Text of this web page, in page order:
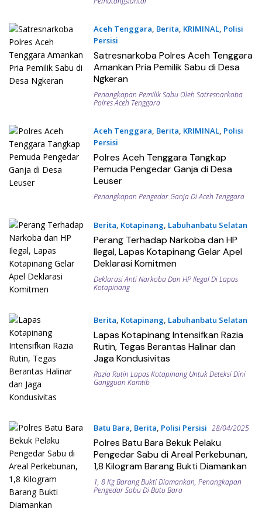
Aceh Tenggara, Berita, KRIMINAL, Polisi
Persisi
05/07/2025
Satresnarkoba Polres Aceh Tenggara
Amankan Pria Pemilik Sabu di Desa
Ngkeran
Penangkapan Pemilik Sabu Oleh Satresnarkoba
Polres Aceh Tenggara
Aceh Tenggara, Berita, KRIMINAL, Polisi
Persisi
14/06/2025
Polres Aceh Tenggara Tangkap
Pemuda Pengedar Ganja di Desa
Leuser
Penangkapan Pengedar Ganja Di Aceh Tenggara
Berita, Kotapinang, Labuhanbatu Selatan
31/05/2025
Perang Terhadap Narkoba dan HP
Ilegal, Lapas Kotapinang Gelar Apel
Deklarasi Komitmen
Deklarasi Anti Narkoba Dan HP Ilegal Di Lapas
Kotapinang
Berita, Kotapinang, Labuhanbatu Selatan
17/05/2025
Lapas Kotapinang Intensifkan Razia
Rutin, Tegas Berantas Halinar dan
Jaga Kondusivitas
Razia Rutin Lapas Kotapinang Untuk Deteksi Dini
Gangguan Kamtib
Batu Bara, Berita, Polisi Persisi 28/04/2025
Polres Batu Bara Bekuk Pelaku
Pengedar Sabu di Areal Perkebunan,
1,8 Kilogram Barang Bukti Diamankan
1, 8 Kg Barang Bukti Diamankan, Penangkapan
Pengedar Sabu Di Batu Bara